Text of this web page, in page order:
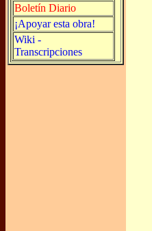
Boletín Diario
¡Apoyar esta obra!
Wiki -
Transcripciones